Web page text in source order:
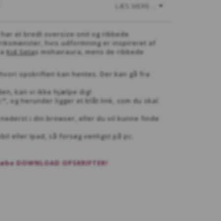
LÆS MERE...
et bredt oversize-snit og ribbede
hvis udformning er inspireret af
Kid Setas mohairaura, mens de ribbede
opskriften kan hentes. Der kan gå fra
kan vi ikke hjælpe dig!
, og herunder ligger et blåt link, som du skal
i din browser, eller du vil kunne finde
eller Ipad, så forsøg venligst på pc.
OPSKRIFTER!